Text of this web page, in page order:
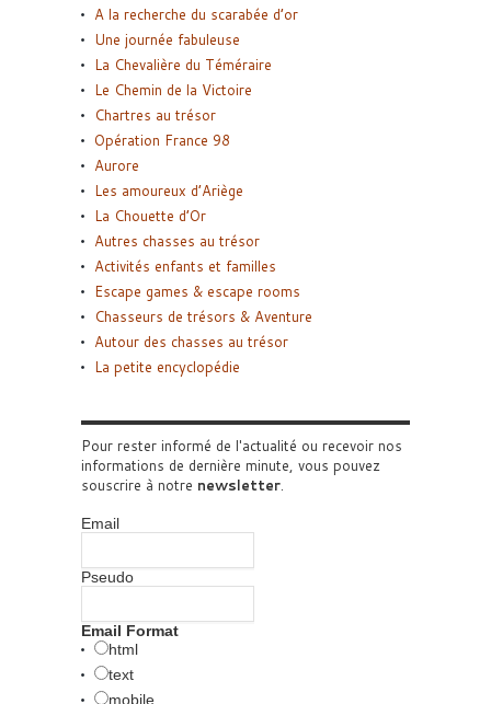
A la recherche du scarabée d’or
Une journée fabuleuse
La Chevalière du Téméraire
Le Chemin de la Victoire
Chartres au trésor
Opération France 98
Aurore
Les amoureux d’Ariège
La Chouette d’Or
Autres chasses au trésor
Activités enfants et familles
Escape games & escape rooms
Chasseurs de trésors & Aventure
Autour des chasses au trésor
La petite encyclopédie
Pour rester informé de l'actualité ou recevoir nos
informations de dernière minute, vous pouvez
souscrire à notre newsletter.
Email
Pseudo
Email Format
html
text
mobile